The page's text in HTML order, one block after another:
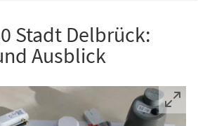
Stadt Delbrück:
Ausblick